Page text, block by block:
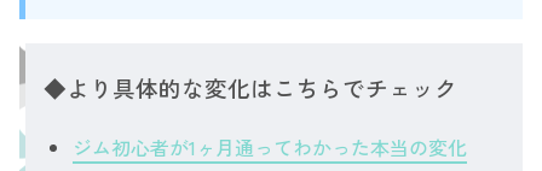
◆より具体的な変化はこちらでチェック
ジム初心者が1ヶ月通ってわかった本当の変化